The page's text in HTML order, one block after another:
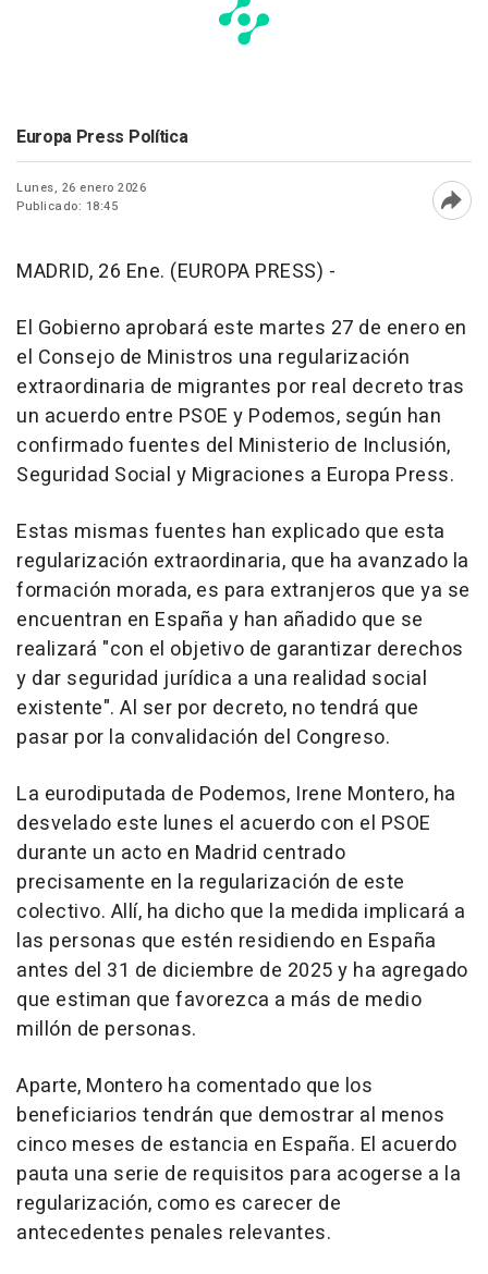
Europa Press Política
Lunes, 26 enero 2026
Publicado: 18:45
MADRID, 26 Ene. (EUROPA PRESS) -
El Gobierno aprobará este martes 27 de enero en
el Consejo de Ministros una regularización
extraordinaria de migrantes por real decreto tras
un acuerdo entre PSOE y Podemos, según han
confirmado fuentes del Ministerio de Inclusión,
Seguridad Social y Migraciones a Europa Press.
Estas mismas fuentes han explicado que esta
regularización extraordinaria, que ha avanzado la
formación morada, es para extranjeros que ya se
encuentran en España y han añadido que se
realizará "con el objetivo de garantizar derechos
y dar seguridad jurídica a una realidad social
existente". Al ser por decreto, no tendrá que
pasar por la convalidación del Congreso.
La eurodiputada de Podemos, Irene Montero, ha
desvelado este lunes el acuerdo con el PSOE
durante un acto en Madrid centrado
precisamente en la regularización de este
colectivo. Allí, ha dicho que la medida implicará a
las personas que estén residiendo en España
antes del 31 de diciembre de 2025 y ha agregado
que estiman que favorezca a más de medio
millón de personas.
Aparte, Montero ha comentado que los
beneficiarios tendrán que demostrar al menos
cinco meses de estancia en España. El acuerdo
pauta una serie de requisitos para acogerse a la
regularización, como es carecer de
antecedentes penales relevantes.